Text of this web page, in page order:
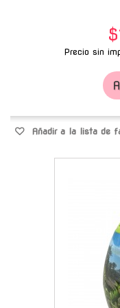
Precio sin
Añadir a la lista de